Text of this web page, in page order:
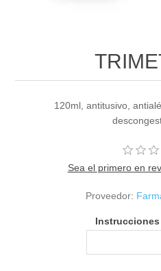
120ml, antitusivo,
Sea el primero en
Proveedor: